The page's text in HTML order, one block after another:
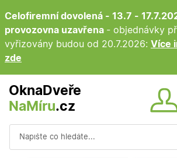
Celofiremní dovolená - 13.7 -
provozovna uzavřena - objednávky
vyřizovány budou od 20.7.2026: Více
zde
OknaDveře
NaMíru.cz